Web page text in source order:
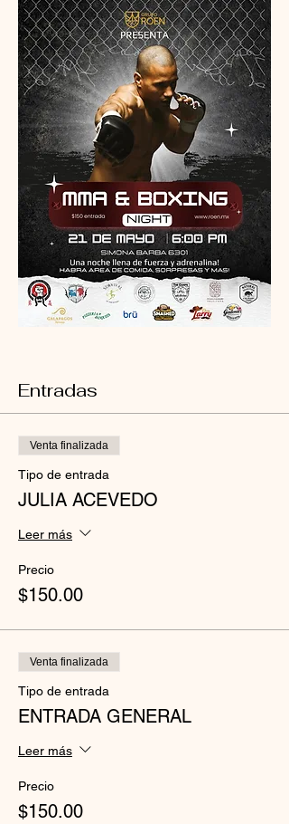
Entradas
Venta finalizada
Tipo de entrada
JULIA ACEVEDO
Leer más
Precio
$150.00
Venta finalizada
Tipo de entrada
ENTRADA GENERAL
Leer más
Precio
$150.00